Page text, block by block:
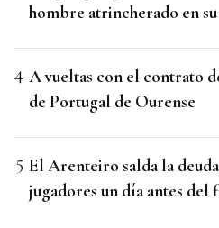
hombre atrincherado en
A vueltas con el contrato
de Portugal de Ourense
El Arenteiro salda la
jugadores un día antes del